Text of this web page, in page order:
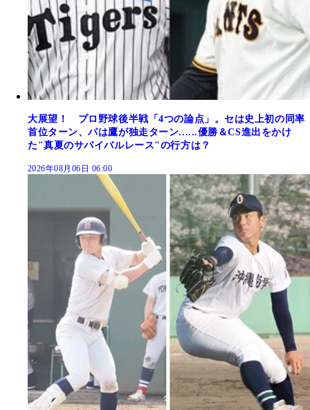
大展望！ プロ野球後半戦「4つの論点」。セは史上初の同率
首位ターン、パは鷹が独走ターン......優勝＆CS進出をかけ
た"真夏のサバイバルレース"の行方は？
2026年08月06日 06:00